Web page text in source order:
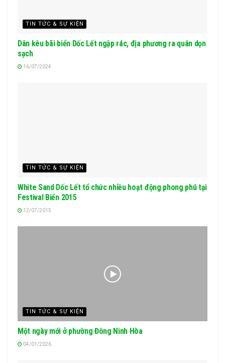
TIN TỨC & SỰ KIỆN
Dân kêu bãi biển Dốc Lết ngập rác, địa phương ra quân dọn
sạch
16/07/2024
TIN TỨC & SỰ KIỆN
White Sand Dốc Lết tổ chức nhiều hoạt động phong phú tại
Festival Biển 2015
12/07/2015
TIN TỨC & SỰ KIỆN
Một ngày mới ở phường Đông Ninh Hòa
04/01/2026